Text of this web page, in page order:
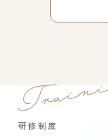
研修制度